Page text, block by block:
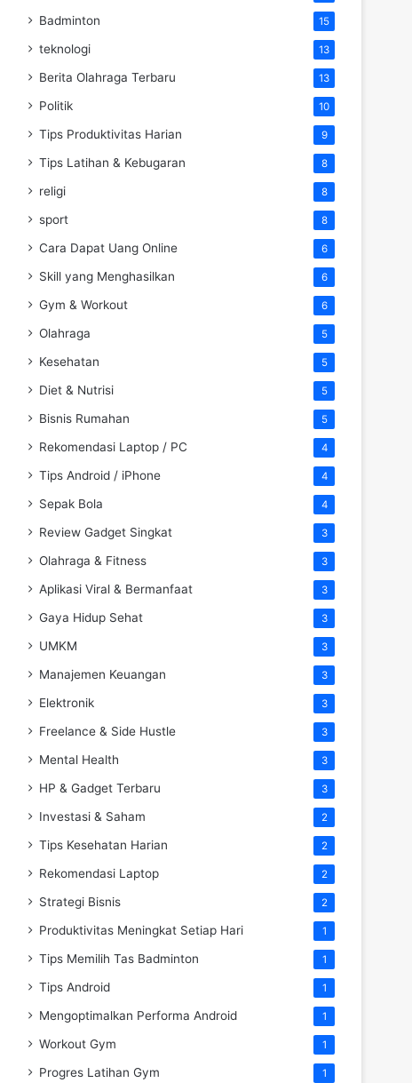
Badminton 15
teknologi 13
Berita Olahraga Terbaru 13
Politik 10
Tips Produktivitas Harian 9
Tips Latihan & Kebugaran 8
religi 8
sport 8
Cara Dapat Uang Online 6
Skill yang Menghasilkan 6
Gym & Workout 6
Olahraga 5
Kesehatan 5
Diet & Nutrisi 5
Bisnis Rumahan 5
Rekomendasi Laptop / PC 4
Tips Android / iPhone 4
Sepak Bola 4
Review Gadget Singkat 3
Olahraga & Fitness 3
Aplikasi Viral & Bermanfaat 3
Gaya Hidup Sehat 3
UMKM 3
Manajemen Keuangan 3
Elektronik 3
Freelance & Side Hustle 3
Mental Health 3
HP & Gadget Terbaru 3
Investasi & Saham 2
Tips Kesehatan Harian 2
Rekomendasi Laptop 2
Strategi Bisnis 2
Produktivitas Meningkat Setiap Hari 1
Tips Memilih Tas Badminton 1
Tips Android 1
Mengoptimalkan Performa Android 1
Workout Gym 1
Progres Latihan Gym 1